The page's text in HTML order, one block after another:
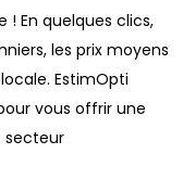
! En quelques clics,
les prix moyens
EstimOpti
vous offrir une
secteur